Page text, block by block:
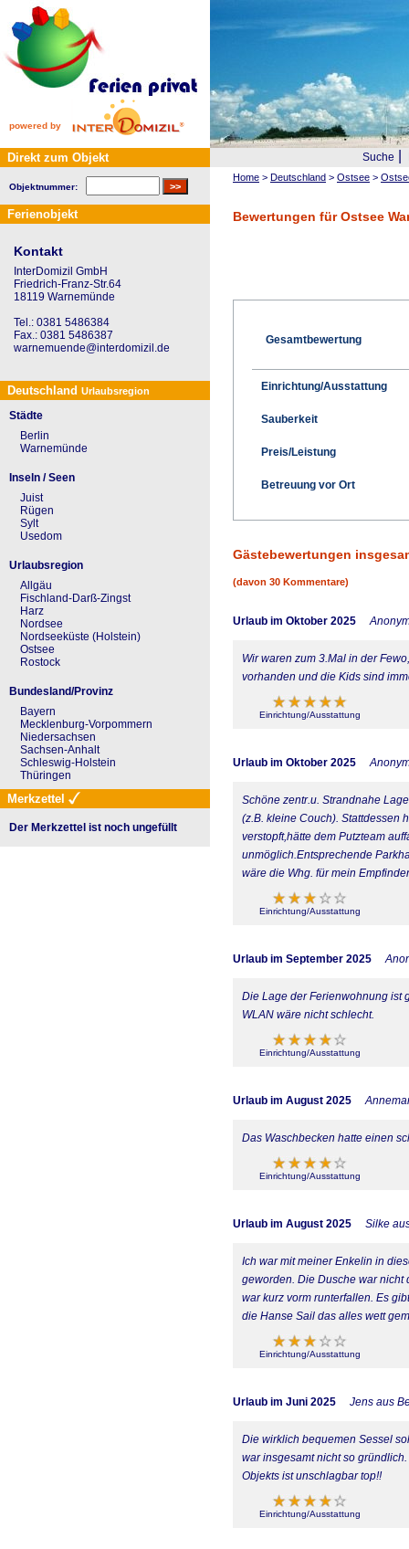
powered by
Suche
Home > Deutschland > Ostsee >
Bewertungen für Ostsee
Gesamtbewertung
Einrichtung/Ausstattung
Sauberkeit
Preis/Leistung
Betreuung vor Ort
Gästebewertungen
(davon 30 Kommentare)
Urlaub im Oktober 2025
Wir waren zum 3.Mal in der
vorhanden und die Kids sind
Einrichtung/Ausstattung
Urlaub im Oktober 2025
Schöne zentr.u. Strandnahe
(z.B. kleine Couch). Stattdessen
verstopft,hätte dem Putzteam
unmöglich.Entsprechende
wäre die Whg. für mein
Einrichtung/Ausstattung
Urlaub im September 2025
Die Lage der Ferienwohnung ist
WLAN wäre nicht schlecht.
Einrichtung/Ausstattung
Urlaub im August 2025
Das Waschbecken hatte einen
Einrichtung/Ausstattung
Urlaub im August 2025 Silke
Ich war mit meiner Enkelin in
geworden. Die Dusche war nicht
war kurz vorm runterfallen. Es
die Hanse Sail das alles wett
Einrichtung/Ausstattung
Urlaub im Juni 2025 Jens aus
Die wirklich bequemen Sessel
war insgesamt nicht so
Objekts ist unschlagbar top!!
Einrichtung/Ausstattung
Direkt zum Objekt
Objektnummer:
Ferienobjekt
Kontakt
InterDomizil GmbH
Friedrich-Franz-Str.64
18119 Warnemünde
Tel.: 0381 5486384
Fax.: 0381 5486387
warnemuende@interdomizil.de
Deutschland Urlaubsregion
Städte
Berlin
Warnemünde
Inseln / Seen
Juist
Rügen
Sylt
Usedom
Urlaubsregion
Allgäu
Fischland-Darß-Zingst
Harz
Nordsee
Nordseeküste (Holstein)
Ostsee
Rostock
Bundesland/Provinz
Bayern
Mecklenburg-Vorpommern
Niedersachsen
Sachsen-Anhalt
Schleswig-Holstein
Thüringen
Merkzettel
Der Merkzettel ist noch ungefüllt